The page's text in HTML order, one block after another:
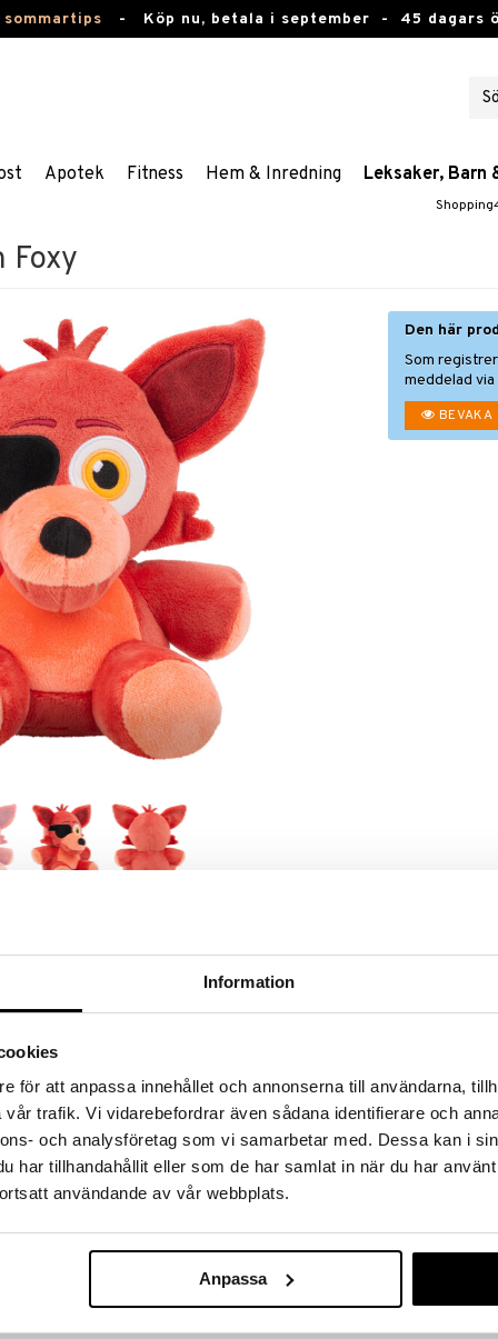
Information
för att anpassa innehållet och annonserna till användarna,
trafik. Vi vidarebefordrar även sådana identifierare och
och analysföretag som vi samarbetar med. Dessa kan i
har tillhandahållit eller som de har samlat in när du har
användande av vår webbplats.
Anpassa
- Köp nu, betala i september - 45 dagars
Apotek Fitness Hem & Inredning Leksaker, Barn
Foxy
Den här
Som
meddelad
BEVAKA
at Freddy’s Classic Foxy Plush!
från originalspelet Five Nights at Freddy’s är
ut som en vinst i spelet från Freddy Fazbear’s
och självlysande ögon.
plysch smyger sig in i sortimentet. Skaffa dem
Five Nights at Freddy’s-produkt från
FNAF Core